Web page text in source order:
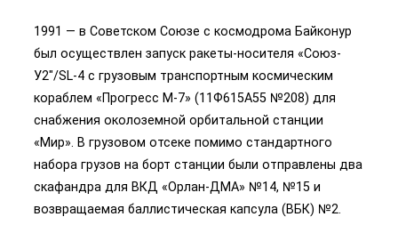
1991 — в Советском Союзе с космодрома Байконур
был осуществлен запуск ракеты-носителя «Союз-
У2″/SL-4 с грузовым транспортным космическим
кораблем «Прогресс М-7» (11Ф615А55 №208) для
снабжения околоземной орбитальной станции
«Мир». В грузовом отсеке помимо стандартного
набора грузов на борт станции были отправлены два
скафандра для ВКД «Орлан-ДМА» №14, №15 и
возвращаемая баллистическая капсула (ВБК) №2.